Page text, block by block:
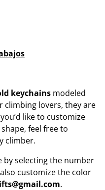
keychains modeled
climbing lovers, they are
like to customize
feel free to
climber.
by selecting the number
customize the color
.